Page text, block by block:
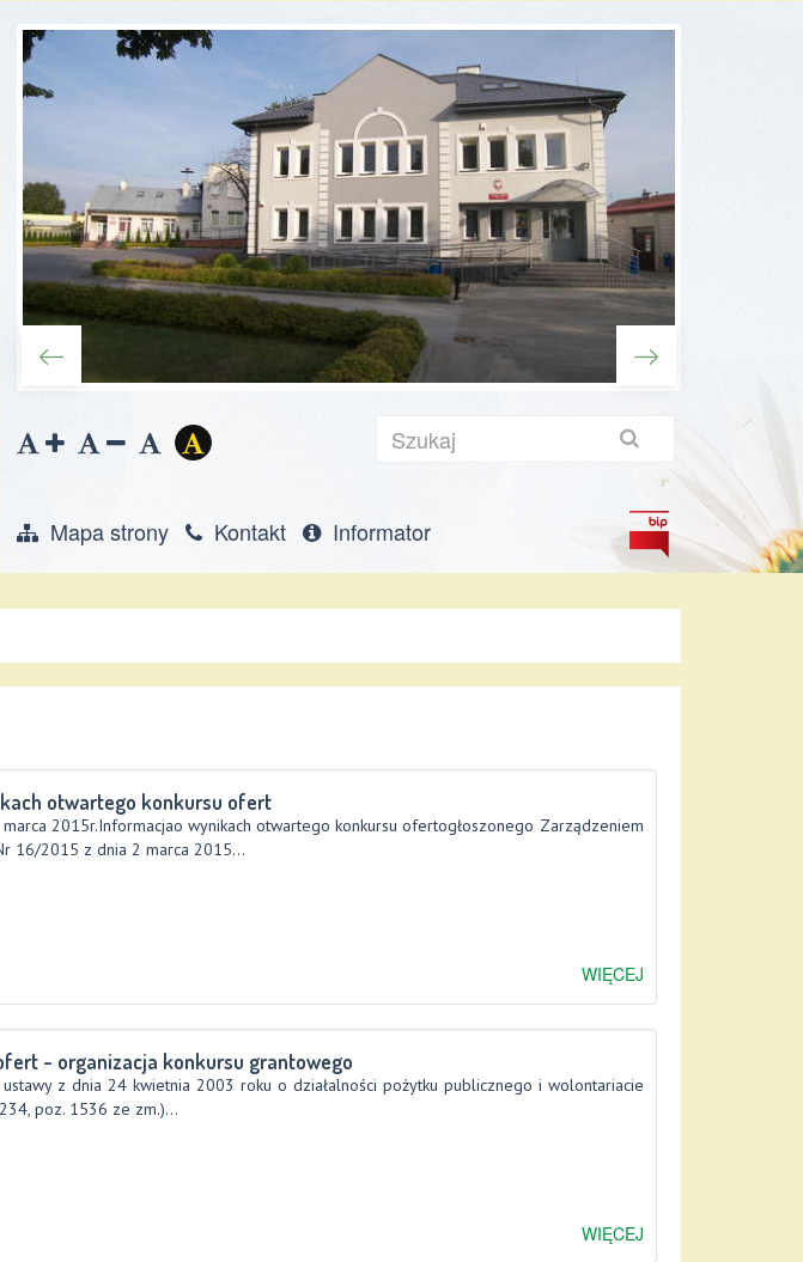
ZwiększZmniejszZresetuj
Wersja
Szukaj
Mapa strony Kontakt Informator
otwartego konkursu ofert
2015r.Informacjao wynikach otwartego konkursu ofertogłoszonego Zarządzeniem
16/2015 z dnia 2 marca 2015...
WIĘCEJ
- organizacja konkursu grantowego
z dnia 24 kwietnia 2003 roku o działalności pożytku publicznego i wolontariacie
poz. 1536 ze zm.)...
WIĘCEJ